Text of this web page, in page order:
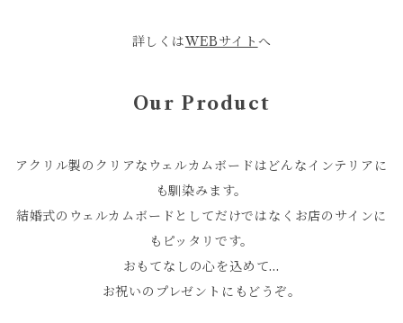
詳しくはWEBサイト へ
Our Product
アクリル製のクリアなウェルカムボードはどんなインテリアに
も馴染みます。
結婚式のウェルカムボードとしてだけではなくお店のサインに
もピッタリです。
おもてなしの心を込めて…
お祝いのプレゼントにもどうぞ。